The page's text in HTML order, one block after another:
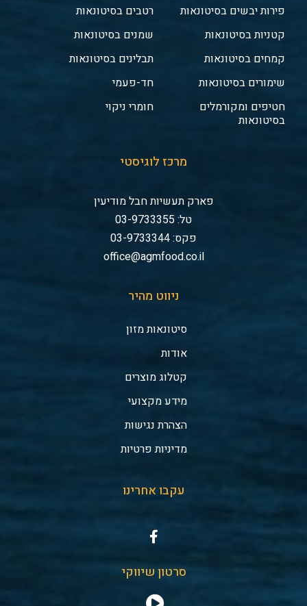
פירות יבשים בסיטונאות
קטניות בסיטונאות
קמחים בסיטונאות
שימורים בסיטונאות
חטיפים ומקורמלים
בסיטונאות
רטבים בסיטונאות
שמנים בסיטונאות
תבלינים בסיטונאות
חד-פעמי
חומרי ניקוי
מרכז לוגיסטי
פארק תעשיות חבל מודיעין
טל: 03-9733355
פקס: 03-9733344
office@agmfood.co.il
ניווט מהיר
סיטונאות מזון
אודות
קטלוג מוצרים
מידע מקצועי
הצהרת נגישות
מדיניות פרטיות
עקבו אחרינו
סרטון שיווקי